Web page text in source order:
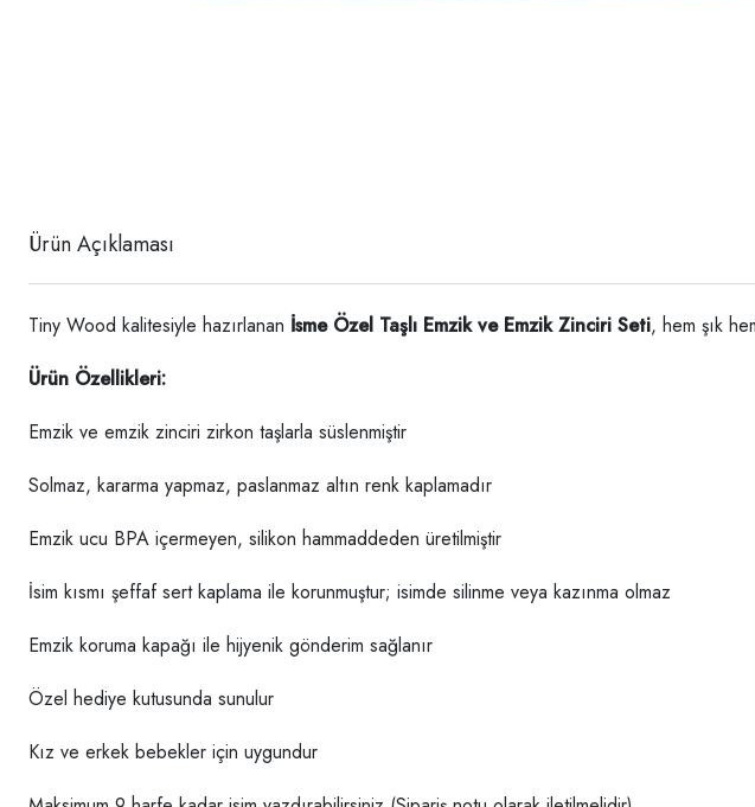
Ürün Açıklaması
Tiny Wood kalitesiyle hazırlanan İsme Özel Taşlı Emzik ve Emzik Zinciri Seti, hem şık
Ürün Özellikleri:
Emzik ve emzik zinciri zirkon taşlarla süslenmiştir
Solmaz, kararma yapmaz, paslanmaz altın renk kaplamadır
Emzik ucu BPA içermeyen, silikon hammaddeden üretilmiştir
İsim kısmı şeffaf sert kaplama ile korunmuştur; isimde silinme veya kazınma olmaz
Emzik koruma kapağı ile hijyenik gönderim sağlanır
Özel hediye kutusunda sunulur
Kız ve erkek bebekler için uygundur